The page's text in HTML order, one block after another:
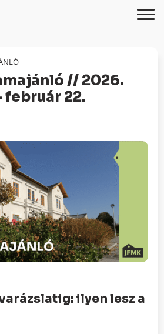
// 2026.
február 22.
ilyen lesz a